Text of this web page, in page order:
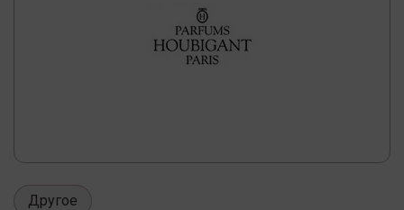
Другое